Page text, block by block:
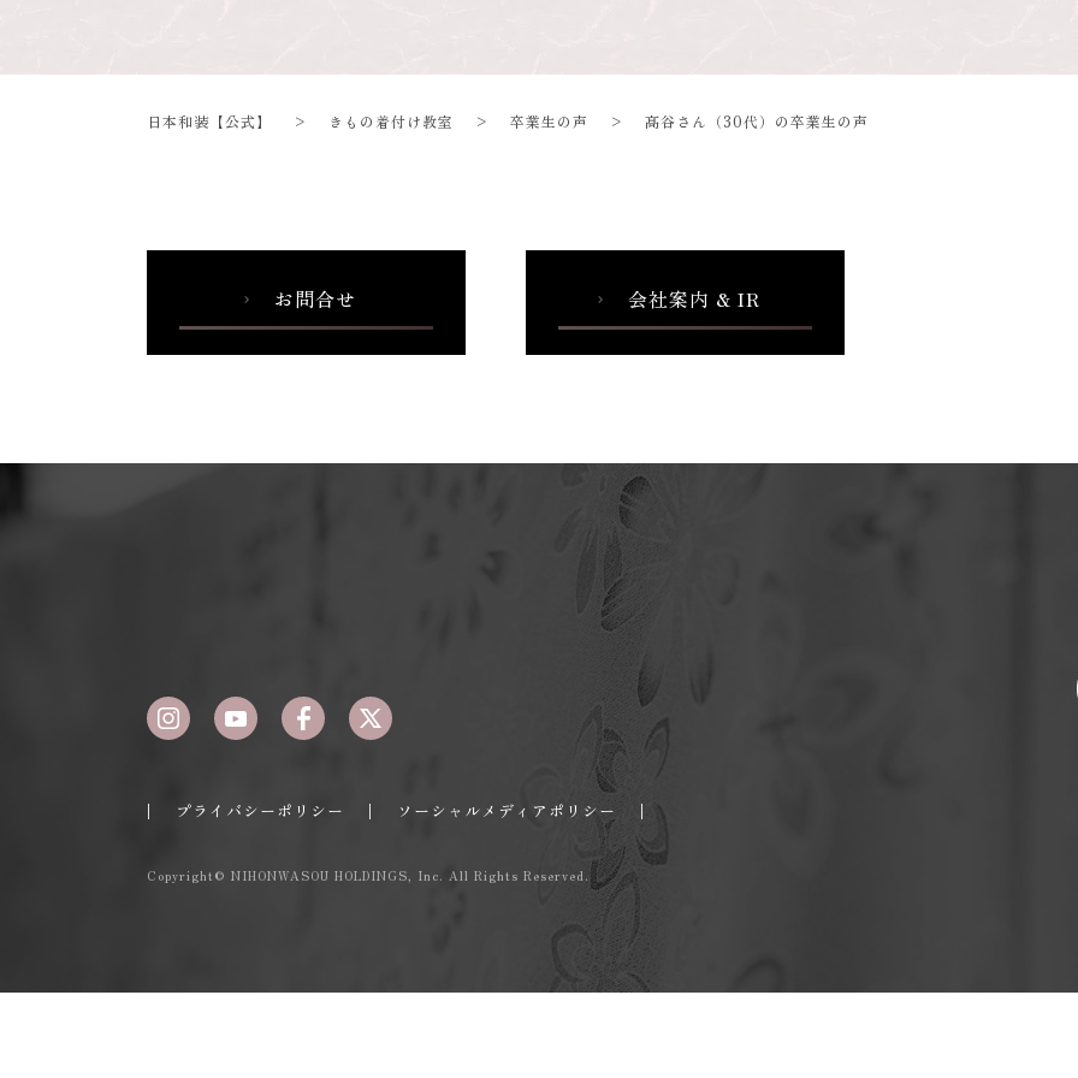
日本和装【公式】 > きもの着付け教室 > 卒業生の声 > 髙谷さん（30代）の卒業生の声
chevron_right お問合せ chevron_right 会社案内 & IR
| プライバシーポリシー | ソーシャルメディアポリシー |
Copyright© NIHONWASOU HOLDINGS, Inc. All Rights Reserved.